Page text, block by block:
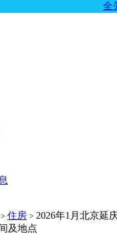
全
> 住房 > 2026年1月北京延
及地点